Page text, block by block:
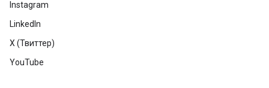
Instagram
LinkedIn
X (Твиттер)
YouTube